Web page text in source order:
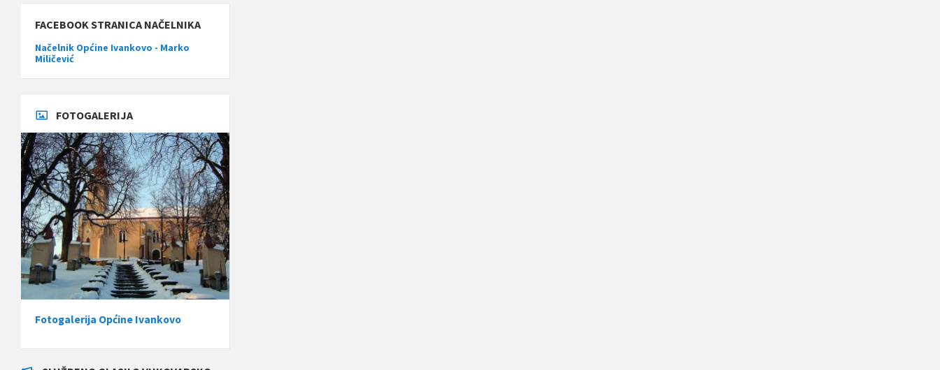
FACEBOOK STRANICA NAČELNIKA
Načelnik Općine Ivankovo - Marko
Miličević
FOTOGALERIJA
Fotogalerija Općine Ivankovo